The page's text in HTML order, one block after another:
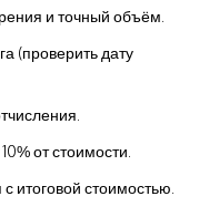
и точный объём.
(проверить дату
от стоимости.
итоговой стоимостью.